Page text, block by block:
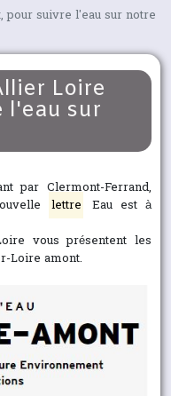
suivre l'eau sur notre
Loire
l'eau sur
par Clermont-Ferrand,
lettre Eau est à
vous présentent les
Loire amont.